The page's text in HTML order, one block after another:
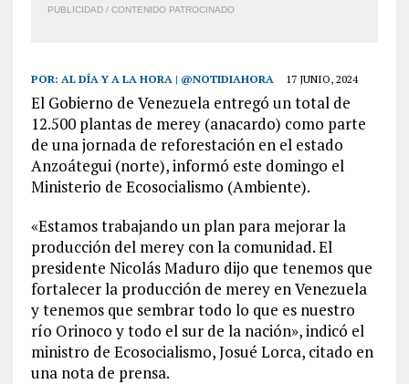
PUBLICIDAD / CONTENIDO PATROCINADO
POR: AL DÍA Y A LA HORA | @NOTIDIAHORA 17 JUNIO, 2024
El Gobierno de Venezuela entregó un total de
12.500 plantas de merey (anacardo) como parte
de una jornada de reforestación en el estado
Anzoátegui (norte), informó este domingo el
Ministerio de Ecosocialismo (Ambiente).
«Estamos trabajando un plan para mejorar la
producción del merey con la comunidad. El
presidente Nicolás Maduro dijo que tenemos que
fortalecer la producción de merey en Venezuela
y tenemos que sembrar todo lo que es nuestro
río Orinoco y todo el sur de la nación», indicó el
ministro de Ecosocialismo, Josué Lorca, citado en
una nota de prensa.